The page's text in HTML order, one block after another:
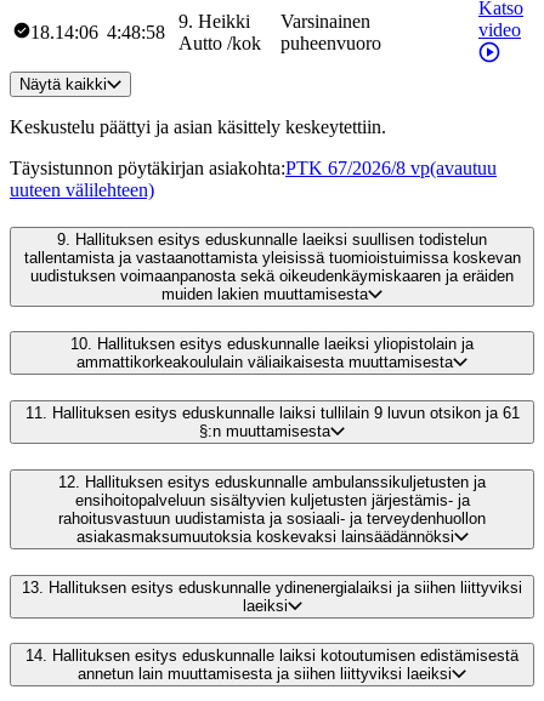
18.14:06 4:48:58
9. Heikki
Autto /kok
Varsinainen
puheenvuoro
Katso
video
Näytä kaikki
Keskustelu päättyi ja asian käsittely keskeytettiin.
Täysistunnon pöytäkirjan asiakohta:PTK 67/2026/8 vp(avautuu
uuteen välilehteen)
9. Hallituksen esitys eduskunnalle laeiksi suullisen todistelun
tallentamista ja vastaanottamista yleisissä tuomioistuimissa koskevan
uudistuksen voimaanpanosta sekä oikeudenkäymiskaaren ja eräiden
muiden lakien muuttamisesta
10. Hallituksen esitys eduskunnalle laeiksi yliopistolain ja
ammattikorkeakoululain väliaikaisesta muuttamisesta
11. Hallituksen esitys eduskunnalle laiksi tullilain 9 luvun otsikon ja 61
§:n muuttamisesta
12.
Hallituksen esitys eduskunnalle ambulanssikuljetusten ja
ensihoitopalveluun sisältyvien kuljetusten järjestämis- ja
rahoitusvastuun uudistamista ja sosiaali- ja terveydenhuollon
asiakasmaksumuutoksia koskevaksi lainsäädännöksi
13. Hallituksen esitys eduskunnalle ydinenergialaiksi ja siihen liittyviksi
laeiksi
14. Hallituksen esitys eduskunnalle laiksi kotoutumisen edistämisestä
annetun lain muuttamisesta ja siihen liittyviksi laeiksi